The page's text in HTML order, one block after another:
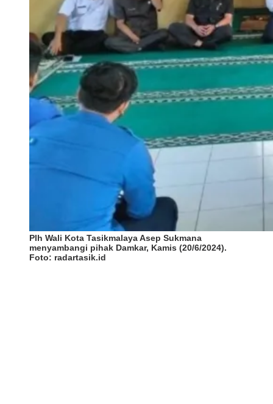
Plh Wali Kota Tasikmalaya Asep Sukmana
menyambangi pihak Damkar, Kamis (20/6/2024).
Foto: radartasik.id